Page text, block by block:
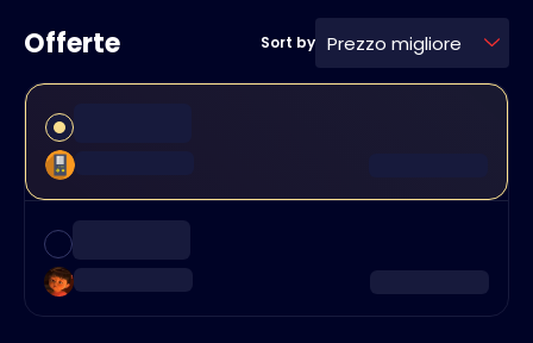
Offerte Sort by Prezzo migliore